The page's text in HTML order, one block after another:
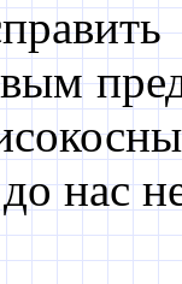
нас